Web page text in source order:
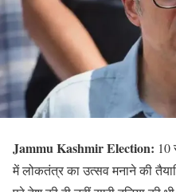
Jammu Kashmir Election: 10
में लोकतंत्र का उत्सव मनाने की